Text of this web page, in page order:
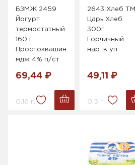
БЗМЖ 2459
Йогурт
термостатный
160 г
Простоквашино
мдж 4% п/ст
69,44 ₽
0.16 г.
2643 Хлеб ТМ
Царь Хлеб
300г
Горчичный
нар. в уп.
49,11 ₽
0.3 г.